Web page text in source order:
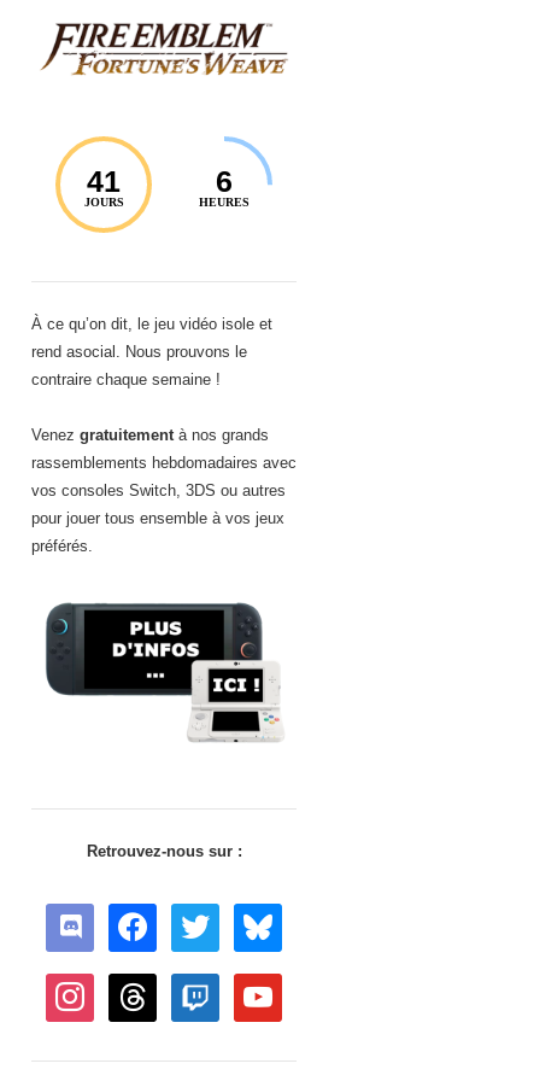
41
JOURS
6
HEURES
À ce qu’on dit, le jeu vidéo isole et
rend asocial. Nous prouvons le
contraire chaque semaine !
Venez gratuitementà nos grands
rassemblements hebdomadaires avec
vos consoles Switch, 3DS ou autres
pour jouer tous ensemble à vos jeux
préférés.
Retrouvez-nous sur :
discord facebook twitter bluesky
instagram threads twitch youtube